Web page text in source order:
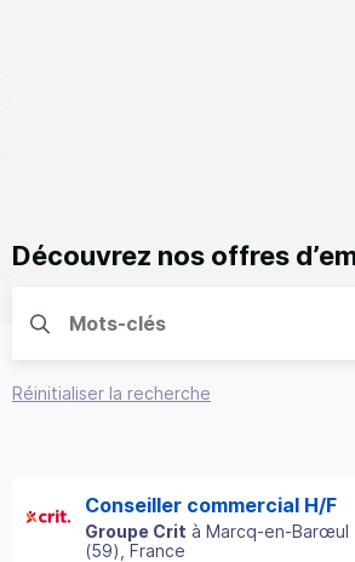
Découvrez nos offres
Réinitialiser la recherche
Conseiller commercial H/F
Groupe Crit à Marcq-en-Barœul
(59) , France